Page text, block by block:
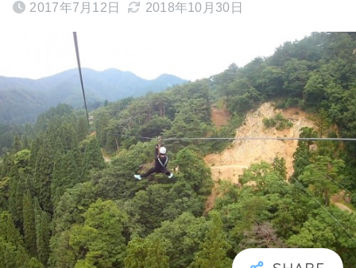
2017年7月12日 2018年10月30日